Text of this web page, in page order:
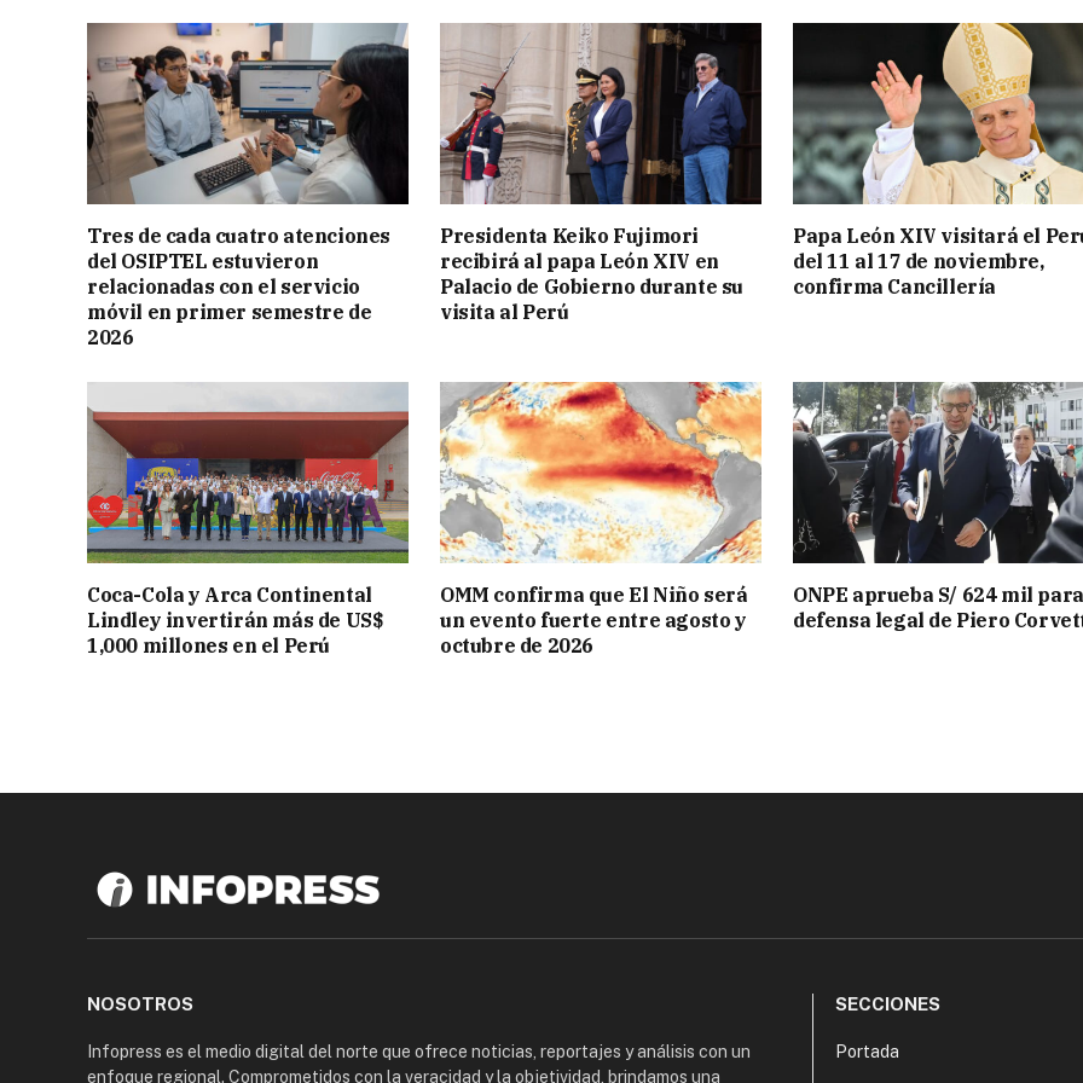
Tres de cada cuatro atenciones
del OSIPTEL estuvieron
relacionadas con el servicio
móvil en primer semestre de
2026
Presidenta Keiko Fujimori
recibirá al papa León XIV en
Palacio de Gobierno durante su
visita al Perú
Papa León XIV visitará el
del 11 al 17 de noviembre,
confirma Cancillería
Coca-Cola y Arca Continental
Lindley invertirán más de US$
1,000 millones en el Perú
OMM confirma que El Niño será
un evento fuerte entre agosto y
octubre de 2026
ONPE aprueba S/ 624 mil
defensa legal de Piero
NOSOTROS
Infopress es el medio digital del norte que ofrece noticias, reportajes y análisis con un
enfoque regional. Comprometidos con la veracidad y la objetividad, brindamos una
SECCIONES
Portada